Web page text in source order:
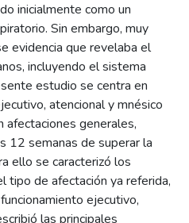
inicialmente como un
Sin embargo, muy
evidencia que revelaba el
incluyendo el sistema
estudio se centra en
atencional y mnésico
afectaciones generales,
12 semanas de superar la
ello se caracterizó los
tipo de afectación ya referida,
ejecutivo,
las principales